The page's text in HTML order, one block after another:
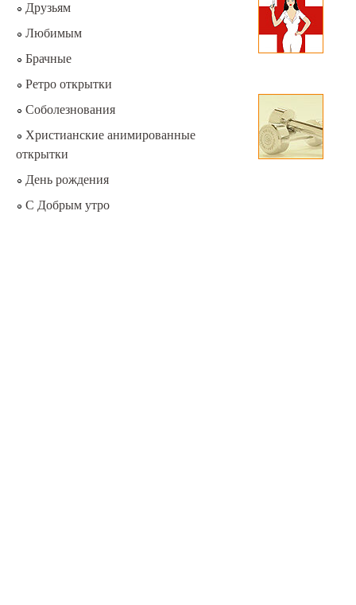
Друзьям
Любимым
Брачные
Ретро открытки
Соболезнования
Христианские анимированные
открытки
День рождения
С Добрым утро